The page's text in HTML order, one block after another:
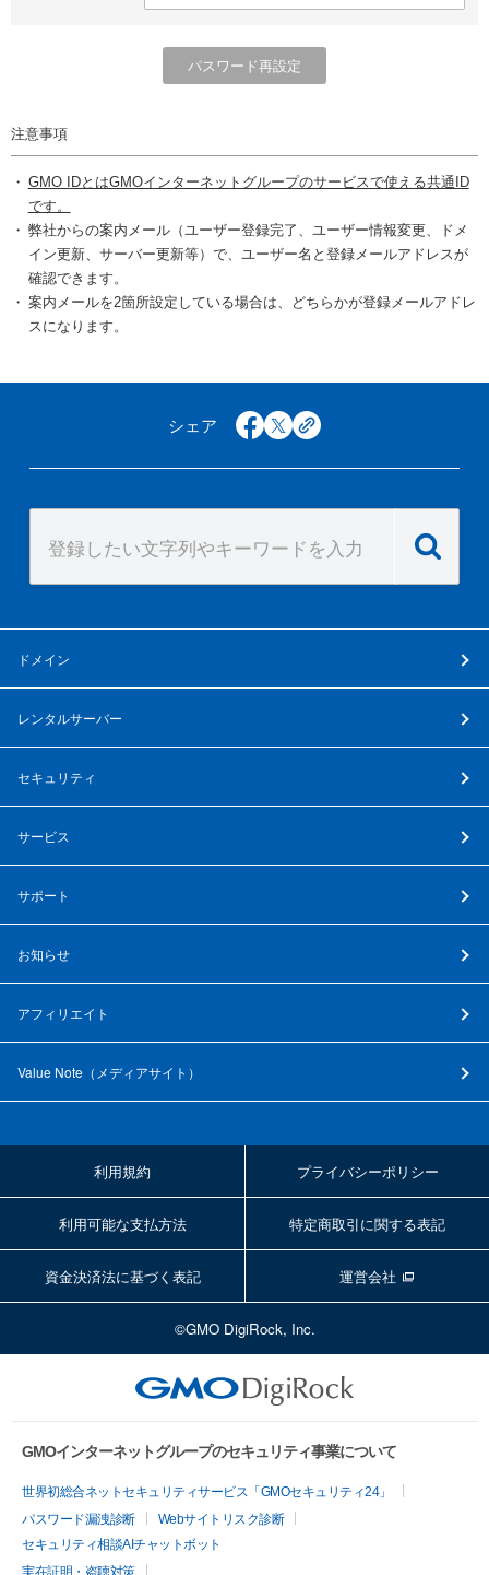
注意事項
GMO IDとはGMOインターネットグループのサービスで使える共通ID
です。
弊社からの案内メール（ユーザー登録完了、ユーザー情報変更、ドメ
イン更新、サーバー更新等）で、ユーザー名と登録メールアドレスが
確認できます。
案内メールを2箇所設定している場合は、どちらかが登録メールアドレ
スになります。
シェア facebook
x copy
ドメイン
レンタルサーバー
セキュリティ
サービス
サポート
お知らせ
アフィリエイト
Value Note（ メディアサイト ）
利用規約 プライバシーポリシー
利用可能な支払方法 特定商取引に関する表記
資金決済法に基づく表記 運営会社
©GMO DigiRock, Inc.
GMOインターネットグループのセキュリティ事業について
世界初総合ネットセキュリティサービス「GMOセキュリティ24」
パスワード漏洩診断
Webサイトリスク診断
セキュリティ相談AIチャットボット
実在証明・盗聴対策